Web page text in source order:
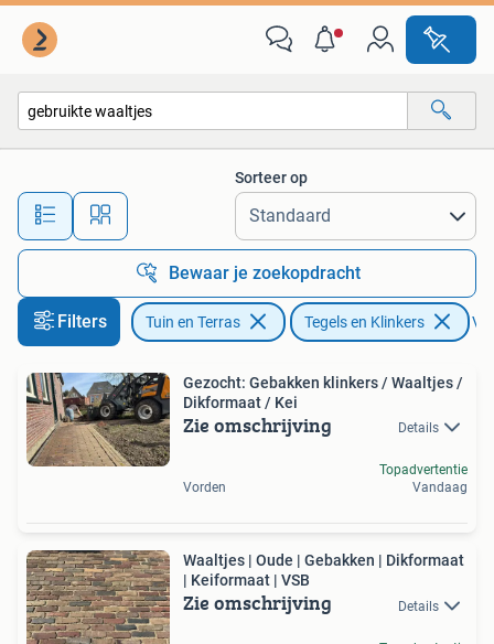
Alle afstanden…
Sorteer op
Bewaar je zoekopdracht
Filters Tuin en Terras Tegels en Klinkers
Gezocht: Gebakken klinkers / Waaltjes /
Dikformaat / Kei
Zie omschrijving Details
Vorden
Topadvertentie
Vandaag
Waaltjes | Oude | Gebakken | Dikformaat
| Keiformaat | VSB
Zie omschrijving Details